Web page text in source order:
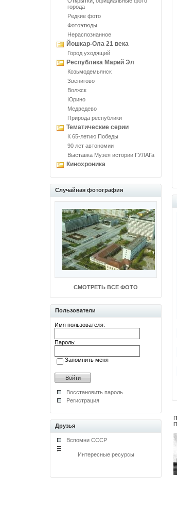
города
Редкие фото
Фотоэтюды
Нераспознанное
Йошкар-Ола 21 века
Город уходящий
Республика Марий Эл
Козьмодемьянск
Звенигово
Волжск
Юрино
Медведево
Природа республики
Тематические серии
К 65-летию Победы
90 лет автономии
Выставка Музея истории ГУЛАГа
Кинохроника
Случайная фотография
СМОТРЕТЬ ВСЕ ФОТО
Пользователи
Имя пользователя:
Пароль:
Запомнить меня
Восстановить пароль
Регистрация
Друзья
Вспомни СССР
Интересные ресурсы